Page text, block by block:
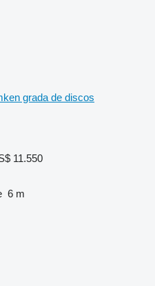
grada de discos
11.550
6 m